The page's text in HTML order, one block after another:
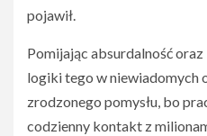
pojawił.
Pomijając absurdalność
logiki tego w niewiadomych
zrodzonego pomysłu, bo
codzienny kontakt z